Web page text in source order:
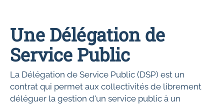
Une Délégation de
Service Public
La Délégation de Service Public (DSP) est un
contrat qui permet aux collectivités de librement
déléguer la gestion d'un service public à un